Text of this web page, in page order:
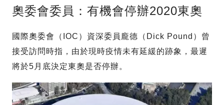
奧委會委員：有機會停辦2020東奧
國際奧委會（IOC）資深委員龐德（Dick Pound）曾
接受訪問時指，由於現時疫情未有延緩的跡象，最遲
將於5月底決定東奧是否停辦。